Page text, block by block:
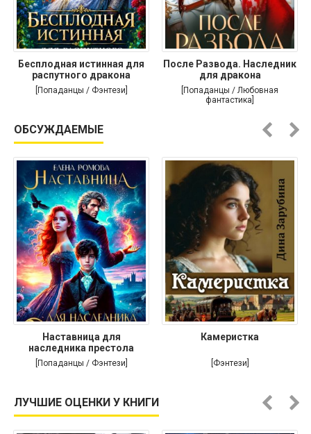
Бесплодная истинная для
распутного дракона
[Попаданцы / Фэнтези]
После Развода. Наследник
для дракона
[Попаданцы / Любовная
фантастика]
ОБСУЖДАЕМЫЕ
Наставница для
наследника престола
[Попаданцы / Фэнтези]
Камеристка
[Фэнтези]
ЛУЧШИЕ ОЦЕНКИ У КНИГИ